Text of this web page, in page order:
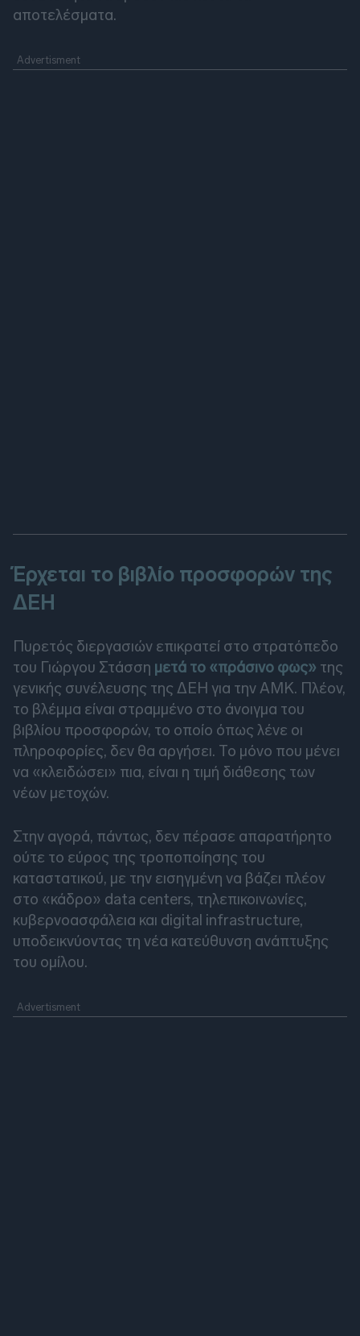
αποτελέσματα.
Έρχεται το βιβλίο προσφορών της
ΔΕΗ
Πυρετός διεργασιών επικρατεί στο στρατόπεδο
του Γιώργου Στάσση μετά το «πράσινο φως» της
γενικής συνέλευσης της ΔΕΗ για την ΑΜΚ. Πλέον,
το βλέμμα είναι στραμμένο στο άνοιγμα του
βιβλίου προσφορών, το οποίο όπως λένε οι
πληροφορίες, δεν θα αργήσει. Το μόνο που μένει
να «κλειδώσει» πια, είναι η τιμή διάθεσης των
νέων μετοχών.
Στην αγορά, πάντως, δεν πέρασε απαρατήρητο
ούτε το εύρος της τροποποίησης του
καταστατικού, με την εισηγμένη να βάζει πλέον
στο «κάδρο» data centers, τηλεπικοινωνίες,
κυβερνοασφάλεια και digital infrastructure,
υποδεικνύοντας τη νέα κατεύθυνση ανάπτυξης
του ομίλου.